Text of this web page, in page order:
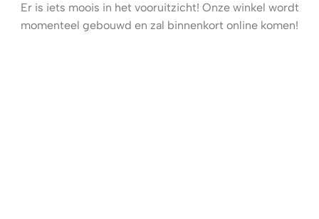
Er is iets moois in het vooruitzicht! Onze winkel wordt
momenteel gebouwd en zal binnenkort online komen!